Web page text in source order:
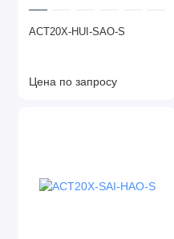
ACT20X-HUI-SAO-S
Цена по запросу